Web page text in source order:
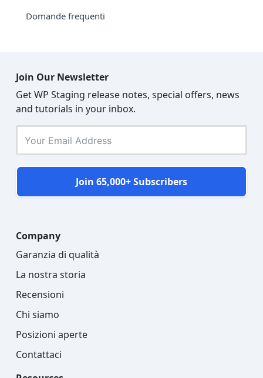
Domande frequenti
Join Our Newsletter
Get WP Staging release notes, special offers, news
and tutorials in your inbox.
Join 65,000+ Subscribers
Company
Garanzia di qualità
La nostra storia
Recensioni
Chi siamo
Posizioni aperte
Contattaci